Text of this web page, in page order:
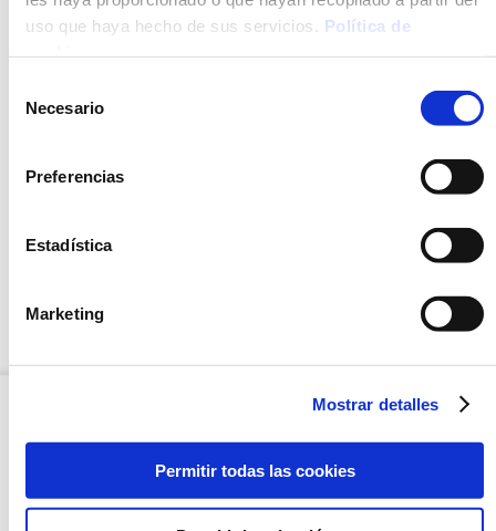
uso que haya hecho de sus servicios. Política de
Necesario
Preferencias
Estadística
Marketing
Mostrar detalles
Permitir todas las cookies
Horno
RECOMENDACIONES
VALORES NUTRICIONALES